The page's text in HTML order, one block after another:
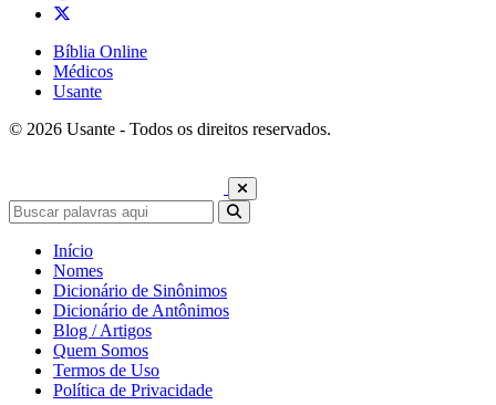
Bíblia Online
Médicos
Usante
© 2026 Usante - Todos os direitos reservados.
Início
Nomes
Dicionário de Sinônimos
Dicionário de Antônimos
Blog / Artigos
Quem Somos
Termos de Uso
Política de Privacidade